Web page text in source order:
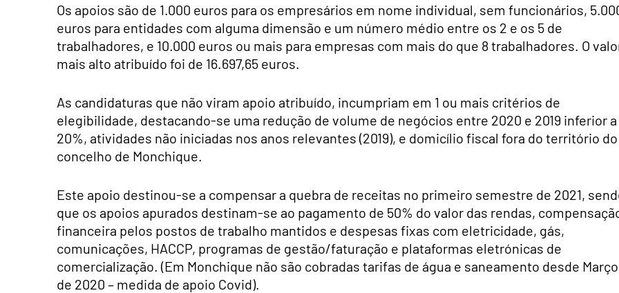
Os apoios são de 1.000 euros para os empresários em nome individual, sem funcionários,
euros para entidades com alguma dimensão e um número médio entre os 2 e os 5 de
trabalhadores, e 10.000 euros ou mais para empresas com mais do que 8 trabalhadores. O
mais alto atribuído foi de 16.697,65 euros.
As candidaturas que não viram apoio atribuído, incumpriam em 1 ou mais critérios de
elegibilidade, destacando-se uma redução de volume de negócios entre 2020 e 2019 inferior a
20%, atividades não iniciadas nos anos relevantes (2019), e domicílio fiscal fora do território do
concelho de Monchique.
Este apoio destinou-se a compensar a quebra de receitas no primeiro semestre de 2021,
que os apoios apurados destinam-se ao pagamento de 50% do valor das rendas,
financeira pelos postos de trabalho mantidos e despesas fixas com eletricidade, gás,
comunicações, HACCP, programas de gestão/faturação e plataformas eletrónicas de
comercialização. (Em Monchique não são cobradas tarifas de água e saneamento desde Março
de 2020 – medida de apoio Covid).